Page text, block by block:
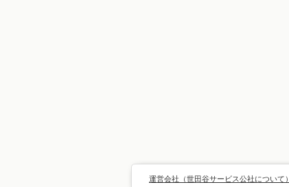
運営会社（世田谷サービス公社について）